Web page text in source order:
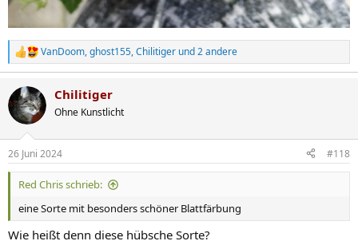
R
e
k
t
i
e
n
VanDoom,ghost155,Chilitiger und 2 andere
Chilitiger
Ohne Kunstlicht
26 Juni 2024 #118
Red Chris schrieb:
eine Sorte mit besonders schöner Blattfärbung
Wie heißt denn diese hübsche Sorte?